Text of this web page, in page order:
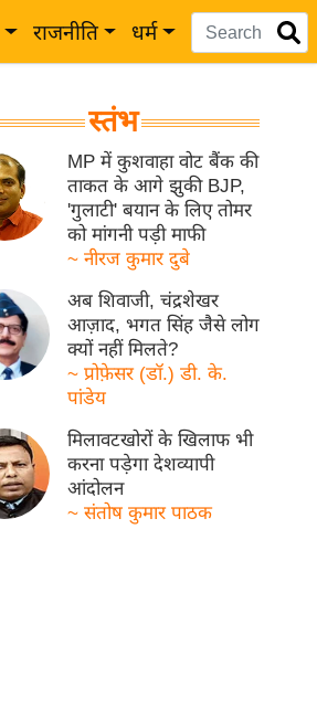
राजनीति धर्म
स्तंभ
MP में कुशवाहा वोट बैंक की
ताकत के आगे झुकी BJP,
'गुलाटी' बयान के लिए तोमर
को मांगनी पड़ी माफी
~ नीरज कुमार दुबे
अब शिवाजी, चंद्रशेखर
आज़ाद, भगत सिंह जैसे लोग
क्यों नहीं मिलते?
~ प्रोफ़ेसर (डॉ.) डी. के.
पांडेय
मिलावटखोरों के खिलाफ भी
करना पड़ेगा देशव्यापी
आंदोलन
~ संतोष कुमार पाठक